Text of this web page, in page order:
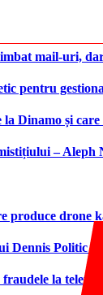
mail-uri,
pentru
Dinamo și
– Aleph
drone
Dennis Politic
la